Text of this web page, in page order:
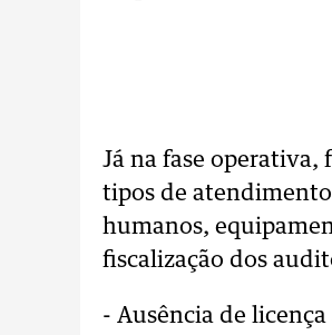
Já na fase operativa,
tipos de
humanos,
fiscalização dos
- Ausência de licença